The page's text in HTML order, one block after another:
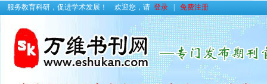
服务教育科研，促进学术发展！ 欢迎您，请 登录 免费注册